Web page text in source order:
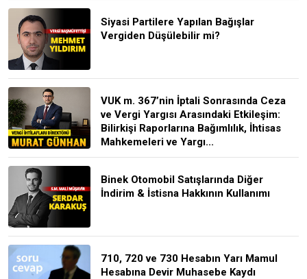
Siyasi Partilere Yapılan Bağışlar
Vergiden Düşülebilir mi?
VUK m. 367’nin İptali Sonrasında Ceza
ve Vergi Yargısı Arasındaki Etkileşim:
Bilirkişi Raporlarına Bağımlılık, İhtisas
Mahkemeleri ve Yargı...
Binek Otomobil Satışlarında Diğer
İndirim & İstisna Hakkının Kullanımı
710, 720 ve 730 Hesabın Yarı Mamul
Hesabına Devir Muhasebe Kaydı